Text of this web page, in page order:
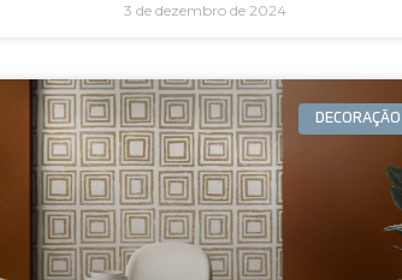
3 de dezembro de 2024
DECORAÇÃO